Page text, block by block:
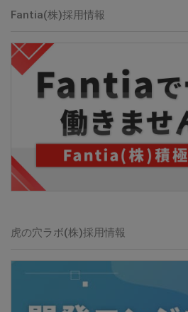
Fantia(株)採用情報
虎の穴ラボ(株)採用情報